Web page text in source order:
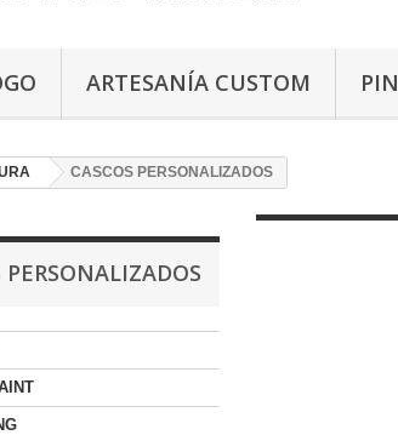
ARTESANÍA CUSTOM
CASCOS PERSONALIZADOS
PERSONALIZADOS